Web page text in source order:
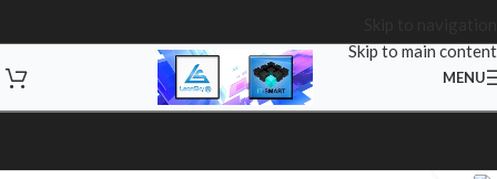
Skip to main content
MENU